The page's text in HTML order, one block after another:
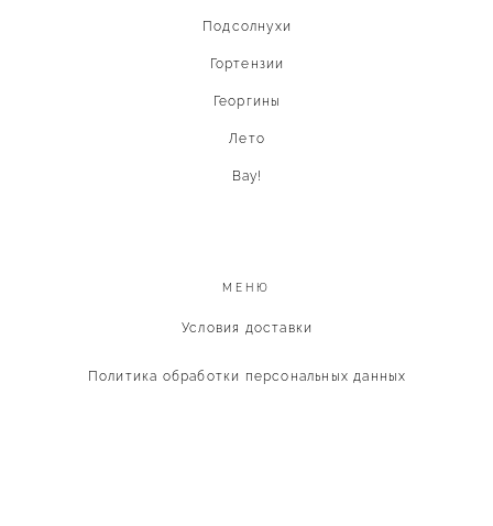
Подсолнухи
Гортензии
Георгины
Лето
Вау!
МЕНЮ
Условия доставки
Политика обработки персональных данных